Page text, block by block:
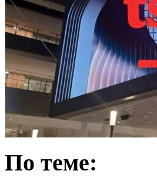
По теме: